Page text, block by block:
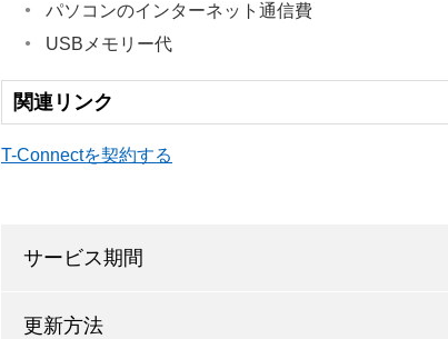
パソコンのインターネット通信費
USBメモリー代
関連リンク
T-Connectを契約する
サービス期間
更新方法